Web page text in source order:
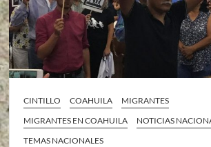
CINTILLO COAHUILA
MIGRANTES
MIGRANTES EN COAHUILA
NOTICIAS
TEMAS NACIONALES